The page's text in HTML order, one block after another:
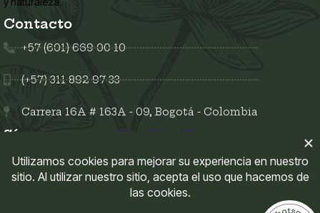
Contacto
+57 (601) 669 00 10
(+57) 311 892 97 33
Carrera 16A # 163A - 09, Bogotá - Colombia
Síguenos en:
Enlaces del sitio
Políticas del sitio